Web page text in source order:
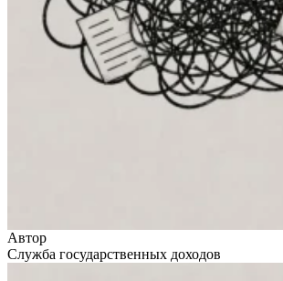
Автор
Служба государственных доходов